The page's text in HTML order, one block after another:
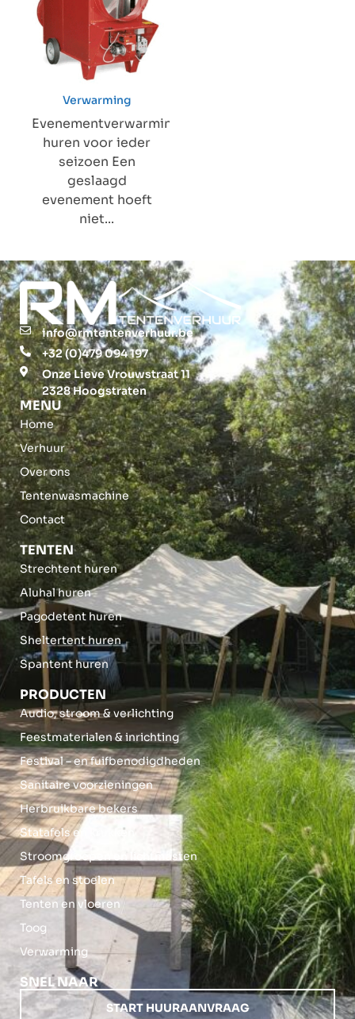
Verwarming
Evenementverwarming
huren voor ieder
seizoen Een
geslaagd
evenement hoeft
niet...
info@rmtentenverhuur.be
+32 (0)479 094 197
Onze Lieve Vrouwstraat 11
2328 Hoogstraten
MENU
Home
Verhuur
Over ons
Tentenwasmachine
Contact
TENTEN
Strechtent huren
Aluhal huren
Pagodetent huren
Sheltertent huren
Spantent huren
PRODUCTEN
Audio, stroom & verlichting
Feestmaterialen & inrichting
Festival – en fuifbenodigdheden
Sanitaire voorzieningen
Herbruikbare bekers
Statafels en krukken
Stroomgroepen en lichtmasten
Tafels en stoelen
Tenten en vloeren
Toog
Verwarming
SNEL NAAR
START HUURAANVRAAG